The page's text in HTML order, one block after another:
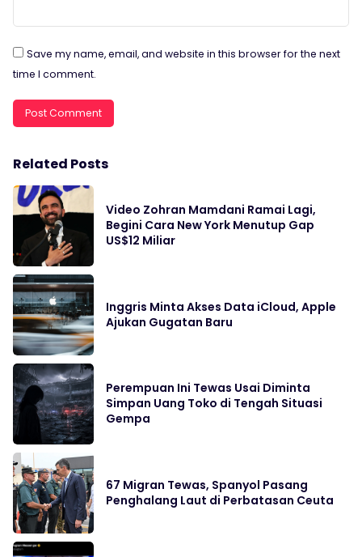
Save my name, email, and website in this browser for the next
time I comment.
Related Posts
Video Zohran Mamdani Ramai Lagi,
Begini Cara New York Menutup Gap
US$12 Miliar
Inggris Minta Akses Data iCloud, Apple
Ajukan Gugatan Baru
Perempuan Ini Tewas Usai Diminta
Simpan Uang Toko di Tengah Situasi
Gempa
67 Migran Tewas, Spanyol Pasang
Penghalang Laut di Perbatasan Ceuta